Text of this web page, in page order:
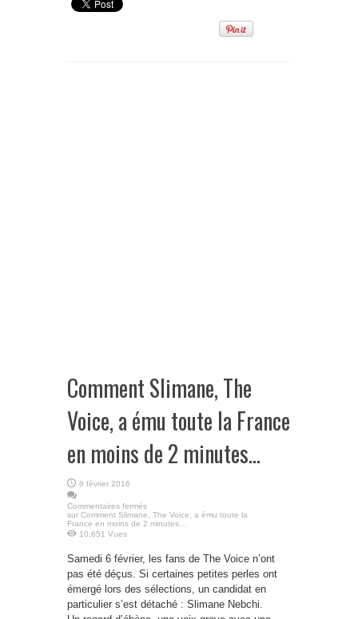
Comment Slimane, The
Voice, a ému toute la France
en moins de 2 minutes…
8 février 2016
Commentaires fermés
sur Comment Slimane, The Voice, a ému toute la
France en moins de 2 minutes…
10,651 Vues
Samedi 6 février, les fans de The Voice n’ont
pas été déçus. Si certaines petites perles ont
émergé lors des sélections, un candidat en
particulier s’est détaché : Slimane Nebchi.